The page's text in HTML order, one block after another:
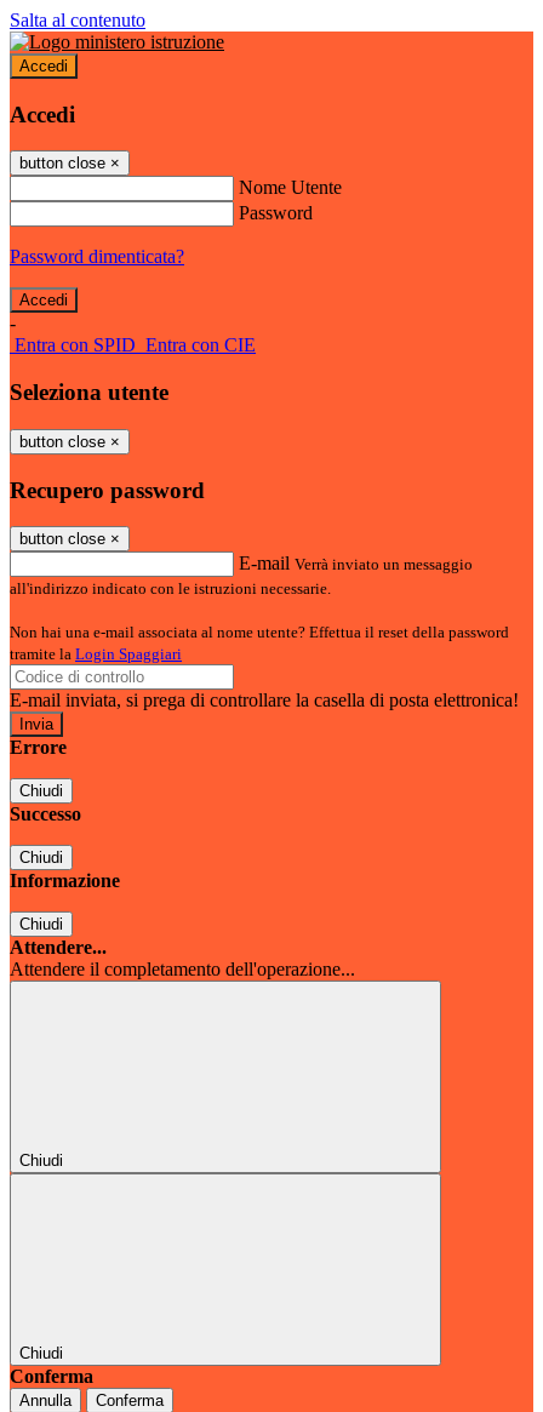
Salta al contenuto
Accedi
Accedi
button close ×
Nome Utente
Password
Password dimenticata?
-
Entra con SPID Entra con CIE
Seleziona utente
button close ×
Recupero password
button close ×
E-mail Verrà inviato un messaggio
all'indirizzo indicato con le istruzioni necessarie.
Non hai una e-mail associata al nome utente? Effettua il reset della password
tramite la Login Spaggiari
E-mail inviata, si prega di controllare la casella di posta elettronica!
Errore
Chiudi
Successo
Chiudi
Informazione
Chiudi
Attendere...
Attendere il completamento dell'operazione...
Chiudi
Chiudi
Conferma
Annulla Conferma